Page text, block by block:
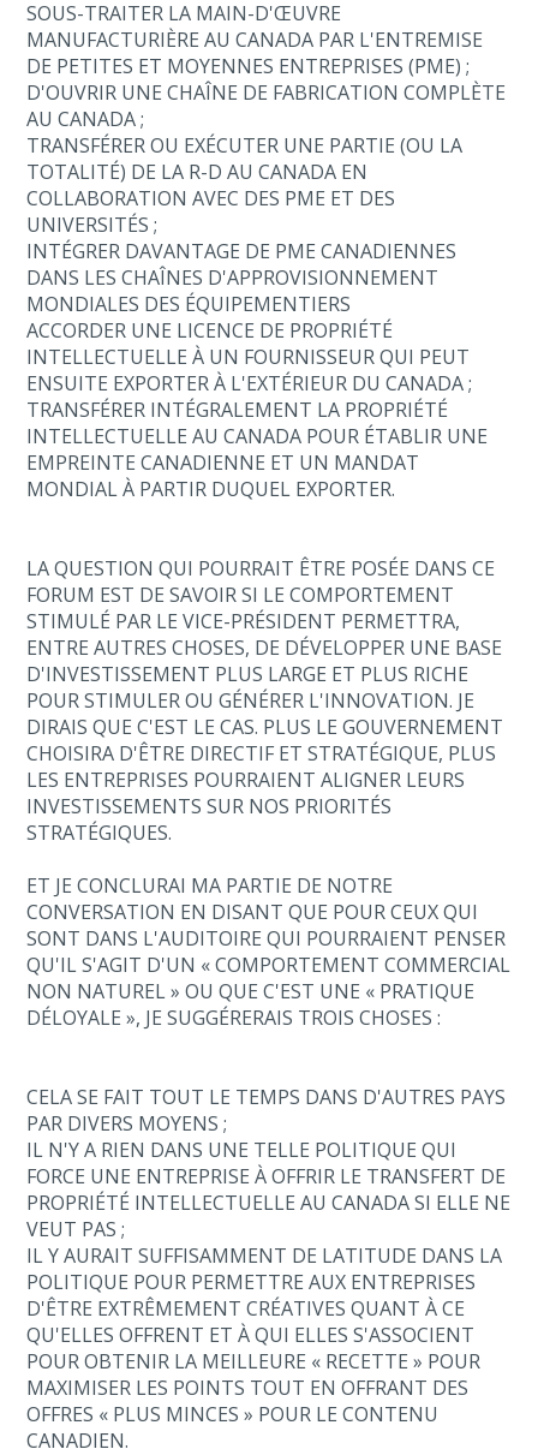
SOUS-TRAITER LA MAIN-D'ŒUVRE
MANUFACTURIÈRE AU CANADA PAR L'ENTREMISE
DE PETITES ET MOYENNES ENTREPRISES (PME) ;
D'OUVRIR UNE CHAÎNE DE FABRICATION COMPLÈTE
AU CANADA ;
TRANSFÉRER OU EXÉCUTER UNE PARTIE (OU LA
TOTALITÉ) DE LA R-D AU CANADA EN
COLLABORATION AVEC DES PME ET DES
UNIVERSITÉS ;
INTÉGRER DAVANTAGE DE PME CANADIENNES
DANS LES CHAÎNES D'APPROVISIONNEMENT
MONDIALES DES ÉQUIPEMENTIERS
ACCORDER UNE LICENCE DE PROPRIÉTÉ
INTELLECTUELLE À UN FOURNISSEUR QUI PEUT
ENSUITE EXPORTER À L'EXTÉRIEUR DU CANADA ;
TRANSFÉRER INTÉGRALEMENT LA PROPRIÉTÉ
INTELLECTUELLE AU CANADA POUR ÉTABLIR UNE
EMPREINTE CANADIENNE ET UN MANDAT
MONDIAL À PARTIR DUQUEL EXPORTER.
LA QUESTION QUI POURRAIT ÊTRE POSÉE DANS CE
FORUM EST DE SAVOIR SI LE COMPORTEMENT
STIMULÉ PAR LE VICE-PRÉSIDENT PERMETTRA,
ENTRE AUTRES CHOSES, DE DÉVELOPPER UNE BASE
D'INVESTISSEMENT PLUS LARGE ET PLUS RICHE
POUR STIMULER OU GÉNÉRER L'INNOVATION. JE
DIRAIS QUE C'EST LE CAS. PLUS LE GOUVERNEMENT
CHOISIRA D'ÊTRE DIRECTIF ET STRATÉGIQUE, PLUS
LES ENTREPRISES POURRAIENT ALIGNER LEURS
INVESTISSEMENTS SUR NOS PRIORITÉS
STRATÉGIQUES.
ET JE CONCLURAI MA PARTIE DE NOTRE
CONVERSATION EN DISANT QUE POUR CEUX QUI
SONT DANS L'AUDITOIRE QUI POURRAIENT PENSER
QU'IL S'AGIT D'UN « COMPORTEMENT COMMERCIAL
NON NATUREL » OU QUE C'EST UNE « PRATIQUE
DÉLOYALE », JE SUGGÉRERAIS TROIS CHOSES :
CELA SE FAIT TOUT LE TEMPS DANS D'AUTRES PAYS
PAR DIVERS MOYENS ;
IL N'Y A RIEN DANS UNE TELLE POLITIQUE QUI
FORCE UNE ENTREPRISE À OFFRIR LE TRANSFERT DE
PROPRIÉTÉ INTELLECTUELLE AU CANADA SI ELLE NE
VEUT PAS ;
IL Y AURAIT SUFFISAMMENT DE LATITUDE DANS LA
POLITIQUE POUR PERMETTRE AUX ENTREPRISES
D'ÊTRE EXTRÊMEMENT CRÉATIVES QUANT À CE
QU'ELLES OFFRENT ET À QUI ELLES S'ASSOCIENT
POUR OBTENIR LA MEILLEURE « RECETTE » POUR
MAXIMISER LES POINTS TOUT EN OFFRANT DES
OFFRES « PLUS MINCES » POUR LE CONTENU
CANADIEN.